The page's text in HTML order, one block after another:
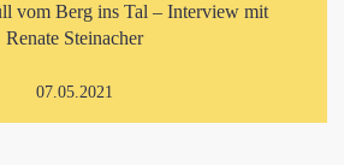
vom Berg ins Tal – Interview mit
Renate Steinacher
07.05.2021